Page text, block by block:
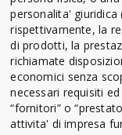
personalita'
rispettivamente, la
di prodotti, la
richiamate
economici senza
necessari requisiti
“fornitori” o
attivita' di impresa